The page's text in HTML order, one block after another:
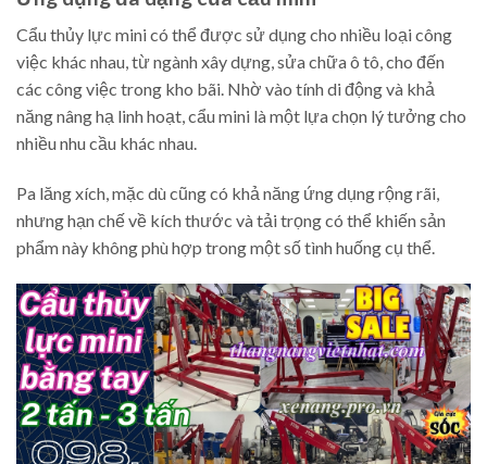
Cẩu thủy lực mini có thể được sử dụng cho nhiều loại công
việc khác nhau, từ ngành xây dựng, sửa chữa ô tô, cho đến
các công việc trong kho bãi. Nhờ vào tính di động và khả
năng nâng hạ linh hoạt, cẩu mini là một lựa chọn lý tưởng cho
nhiều nhu cầu khác nhau.
Pa lăng xích, mặc dù cũng có khả năng ứng dụng rộng rãi,
nhưng hạn chế về kích thước và tải trọng có thể khiến sản
phẩm này không phù hợp trong một số tình huống cụ thể.